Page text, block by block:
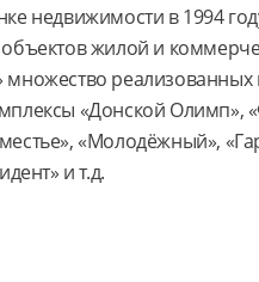
недвижимости в 1994
жилой и
реализованных
«Донской Олимп»,
«Молодёжный»,
и т.д.